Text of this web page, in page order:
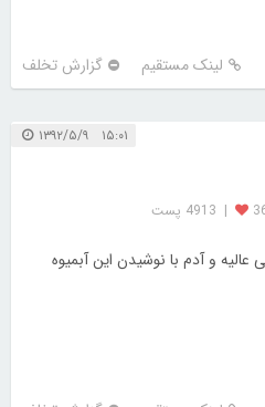
لینک مستقیم گزارش تخلف
۱۵:۰۱ ۱۳۹۲/۵/۹
| 4913 پست
و آدم با نوشیدن این آبمیوه